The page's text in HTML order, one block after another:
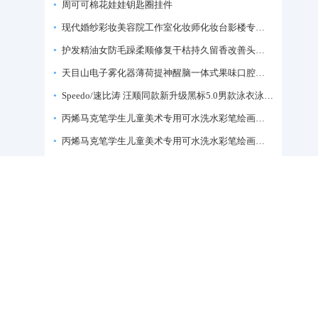
周可可棉花娃娃钥匙圈挂件
现代婚纱彩妆美容院工作室化妆师化妆台影楼专业化妆师专用梳妆台
护发精油女防毛躁柔顺修复干枯持久留香改善头发毛躁柔顺剂神器
天目山电子雾化器薄荷提神醒脑一体式果味口腔喷雾吸入式戒烟神器
Speedo/速比涛 汪顺同款新升级黑标5.0男款泳衣泳裤温泉游泳套装
丙烯马克笔学生儿童美术专用可水洗水彩笔绘画彩色涂鸦画笔不透色可叠色防水手绘diy丙烯颜料笔水性填色笔
丙烯马克笔学生儿童美术专用可水洗水彩笔绘画彩色涂鸦画笔不透色可叠色防水手绘diy丙烯颜料笔水性填色笔